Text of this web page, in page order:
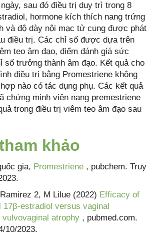
sau đó điều trị duy trì trong 8
hormone kích thích nang trứng
và độ dày nội mạc tử cung được phát
điều trị. Các chỉ số được dựa trên
teo âm đạo, điểm đánh giá sức
số trưởng thành âm đạo. Kết quả cho
điều trị bằng Promestriene không
nào có tác dụng phụ. Các kết quả
chứng minh viên nang premestriene
trong điều trị viêm teo âm đạo sau
khảo
gia, Promestriene , pubchem. Truy
2, M Lilue (2022) Efficacy of
17β-estradiol versus vaginal
atrophy , pubmed.com.
10/2023.